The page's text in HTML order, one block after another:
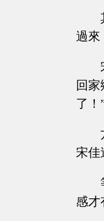
過來
回
了！
宋佳
感才